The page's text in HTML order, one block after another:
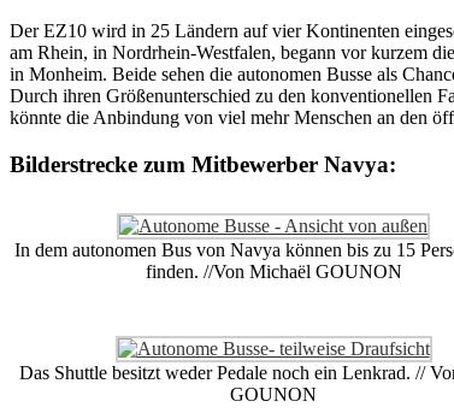
Der EZ10 wird in 25 Ländern auf vier Kontinenten
am Rhein, in Nordrhein-Westfalen, begann vor kurzem
in Monheim. Beide sehen die autonomen Busse als
Durch ihren Größenunterschied zu den konventionellen
könnte die Anbindung von viel mehr Menschen an den
Bilderstrecke zum Mitbewerber Navya:
In dem autonomen Bus von Navya können bis zu 15
finden. //Von Michaël GOUNON
Das Shuttle besitzt weder Pedale noch ein Lenkrad. //
GOUNON